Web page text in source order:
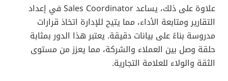
علاوة على ذلك، يساعد Sales Coordinator في إعداد
التقارير ومتابعة الأداء، مما يتيح للإدارة اتخاذ قرارات
مدروسة بناءً على بيانات دقيقة. يعتبر هذا الدور بمثابة
حلقة وصل بين العملاء والشركة، مما يعزز من مستوى
الثقة والولاء للعلامة التجارية.